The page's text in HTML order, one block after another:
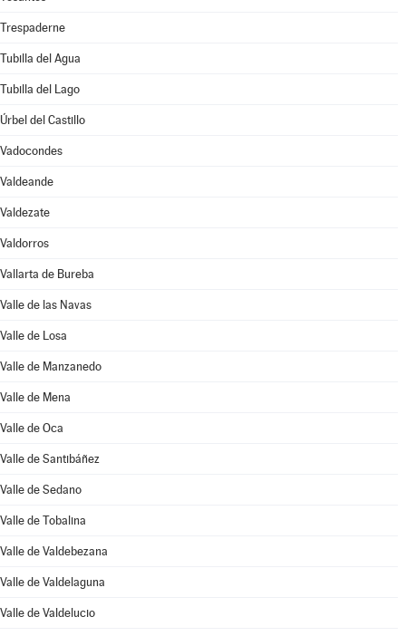
Trespaderne
Tubilla del Agua
Tubilla del Lago
Úrbel del Castillo
Vadocondes
Valdeande
Valdezate
Valdorros
Vallarta de Bureba
Valle de las Navas
Valle de Losa
Valle de Manzanedo
Valle de Mena
Valle de Oca
Valle de Santibáñez
Valle de Sedano
Valle de Tobalina
Valle de Valdebezana
Valle de Valdelaguna
Valle de Valdelucio